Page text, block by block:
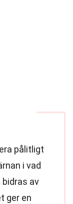
pålitligt
i vad
bidras av
ger en